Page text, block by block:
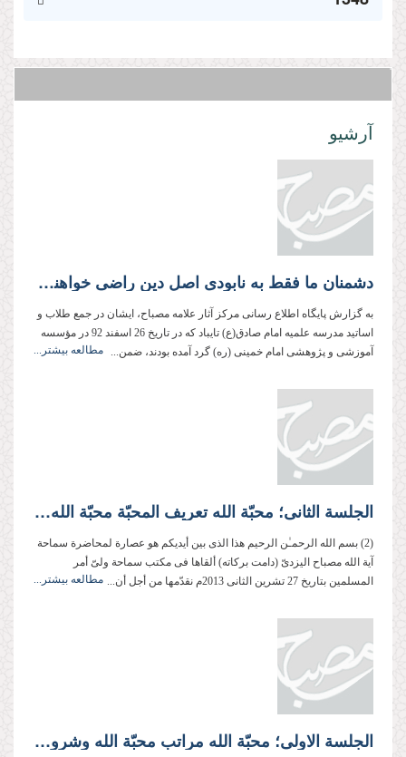
آرشیو
دشمنان ما فقط به نابودی اصل دین راضی خواهند شد
به گزارش پایگاه اطلاع رسانی مرکز آثار علامه مصباح، ایشان در جمع طلاب و
اساتید مدرسه علمیه امام صادق(ع) تایباد که در تاریخ 26 اسفند 92 در مؤسسه
آموزشی و پژوهشی امام خمینی (ره) گرد آمده بودند، ضمن...
مطالعه بیشتر...
الجلسة الثانی؛ محبّة الله تعریف المحبّة محبّة الله فی نظر القرآن الكریم
(2) بسم الله الرحمـٰن الرحیم هذا الذی بین أیدیكم هو عصارة لمحاضرة سماحة
آیة الله مصباح الیزدیّ (دامت بركاته) ألقاها فی مكتب سماحة ولیّ أمر
المسلمین بتاریخ 27 تشرین الثانی 2013م نقدّمها من أجل أن...
مطالعه بیشتر...
الجلسة الاولی؛ محبّة الله مراتب محبّة الله وشروطها إضاءة